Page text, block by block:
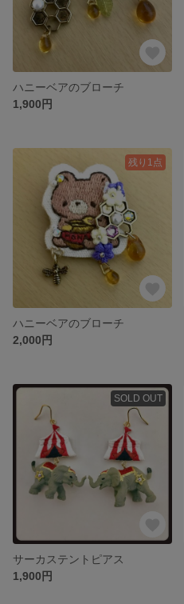
ハニーベアのブローチ
1,900円
残り1点
ハニーベアのブローチ
2,000円
SOLD OUT
サーカステントピアス
1,900円